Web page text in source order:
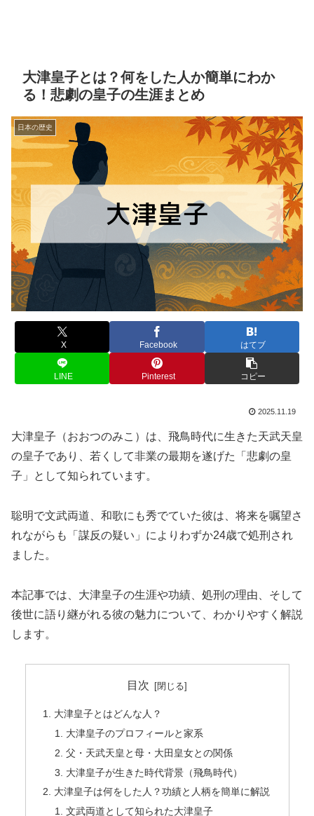
大津皇子とは？何をした人か簡単にわか
る！悲劇の皇子の生涯まとめ
日本の歴史
X Facebook はてブ
LINE Pinterest コピー
2025.11.19
大津皇子（おおつのみこ）は、飛鳥時代に生きた天武天皇
の皇子であり、若くして非業の最期を遂げた「悲劇の皇
子」として知られています。
聡明で文武両道、和歌にも秀でていた彼は、将来を嘱望さ
れながらも「謀反の疑い」によりわずか24歳で処刑され
ました。
本記事では、大津皇子の生涯や功績、処刑の理由、そして
後世に語り継がれる彼の魅力について、わかりやすく解説
します。
目次
大津皇子とはどんな人？
大津皇子のプロフィールと家系
父・天武天皇と母・大田皇女との関係
大津皇子が生きた時代背景（飛鳥時代）
大津皇子は何をした人？功績と人柄を簡単に解説
文武両道として知られた大津皇子